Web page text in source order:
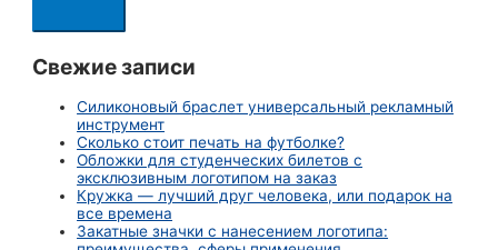
Свежие записи
Силиконовый браслет универсальный рекламный
инструмент
Сколько стоит печать на футболке?
Обложки для студенческих билетов с
эксклюзивным логотипом на заказ
Кружка — лучший друг человека, или подарок на
все времена
Закатные значки с нанесением логотипа: